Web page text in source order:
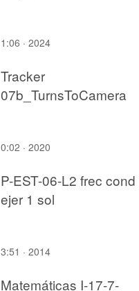
1:06 · 2024
Tracker
07b_TurnsToCamera
0:02 · 2020
P-EST-06-L2 frec cond
ejer 1 sol
3:51 · 2014
Matemáticas I-17-7-